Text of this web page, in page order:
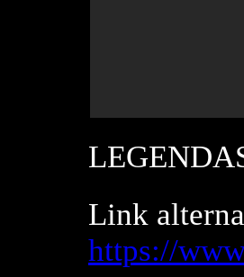
Link
https://